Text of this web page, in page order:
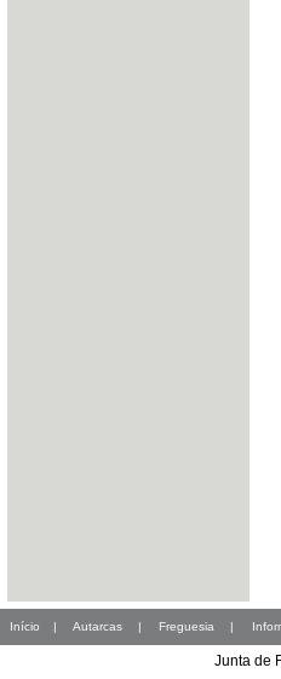
Início | Autarcas | Freguesia |
Junta de